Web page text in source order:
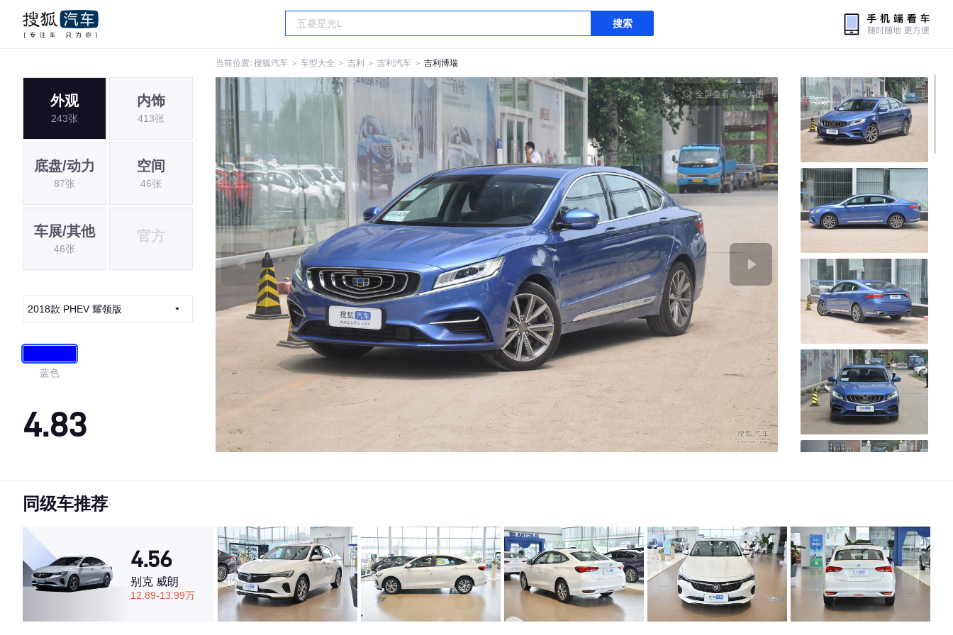
搜索
当前位置: 搜狐汽车 ＞ 车型大全 ＞ 吉利 ＞ 吉利汽车 ＞ 吉利博瑞
外观
243张
内饰
413张
底盘/动力
87张
空间
46张
车展/其他
46张
官方
2018款 PHEV 耀领版
蓝色
4.83
·内饰表现较为优秀，优于78%同级车
·空间表现较为优秀，优于86%同级车
全屏查看高清大图
同级车推荐
4.56
别克 威朗
12.89-13.99万